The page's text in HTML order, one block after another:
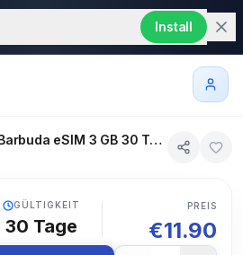
Install
Antigua und Barbuda eSIM 3 GB 30 Tage
GÜLTIGKEIT
30 Tage
PREIS
€11.90